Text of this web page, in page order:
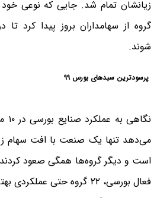
زیانشان تمام شد. جایی که نوعی خود
گروه از سهامداران بروز پیدا کرد
شوند.
پرسودترین سبدهای بورس ۹۹
می‌دهد تنها یک صنعت با افت سهام
فعال بورسی، ۲۲ گروه حتی